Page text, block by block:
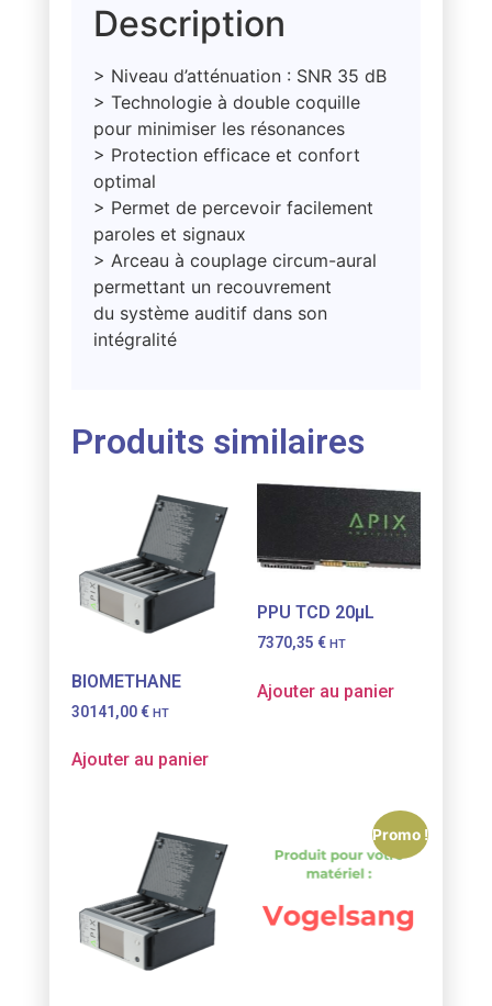
Description
> Niveau d’atténuation : SNR 35 dB
> Technologie à double coquille
pour minimiser les résonances
> Protection efficace et confort
optimal
> Permet de percevoir facilement
paroles et signaux
> Arceau à couplage circum-aural
permettant un recouvrement
du système auditif dans son
intégralité
Produits similaires
BIOMETHANE
30141,00€ HT
Ajouter au panier
PPU TCD 20µL
7370,35 € HT
Ajouter au panier
Promo !